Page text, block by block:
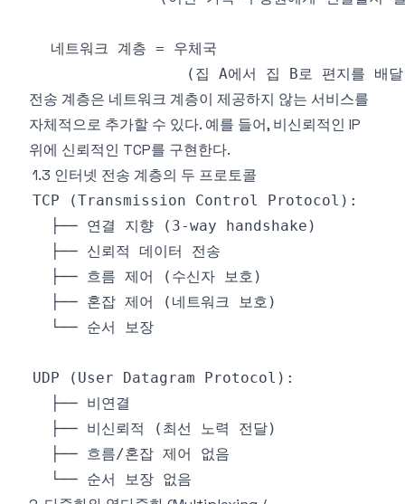
전송 계층은 네트워크 계층이 제공하지 않는 서비스를
자체적으로 추가할 수 있다. 예를 들어, 비신뢰적인 IP
위에 신뢰적인 TCP를 구현한다.
1.3 인터넷 전송 계층의 두 프로토콜